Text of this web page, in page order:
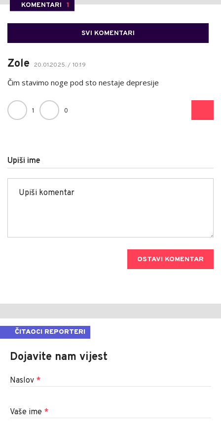
KOMENTARI 1
SVI KOMENTARI
Zole 20.01.2025. / 10:19
Čim stavimo noge pod sto nestaje depresije
1 0
Upiši ime
OSTAVI KOMENTAR
ČITAOCI REPORTERI
Dojavite nam vijest
Naslov *
Vaše ime *